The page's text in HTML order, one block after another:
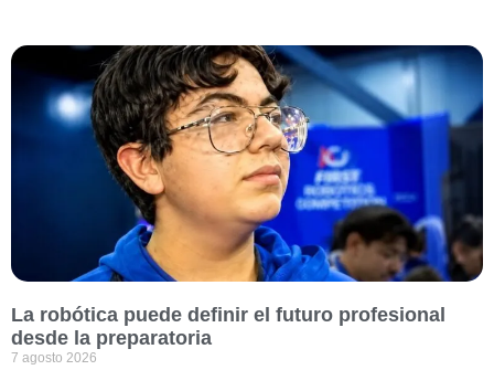
La robótica puede definir el futuro profesional
desde la preparatoria
7 agosto 2026